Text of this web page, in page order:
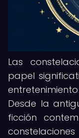
Las
papel
Desde la
ficción